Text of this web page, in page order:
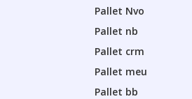
Pallet Nvo
Pallet nb
Pallet crm
Pallet meu
Pallet bb